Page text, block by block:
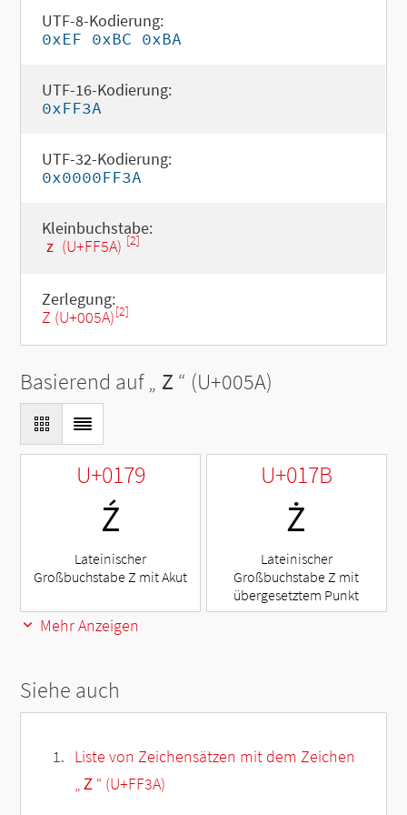
UTF-8-Kodierung:
0xEF 0xBC 0xBA
UTF-16-Kodierung:
0xFF3A
UTF-32-Kodierung:
0x0000FF3A
Kleinbuchstabe:
ｚ (U+FF5A) [2]
Zerlegung:
Z (U+005A)[2]
Basierend auf „ Z “ (U+005A)
U+0179
Ź
Lateinischer
Großbuchstabe Z mit Akut
U+017B
Ż
Lateinischer
Großbuchstabe Z mit
übergesetztem Punkt
Mehr Anzeigen
Siehe auch
Liste von Zeichensätzen mit dem Zeichen
„Ｚ “ (U+FF3A)